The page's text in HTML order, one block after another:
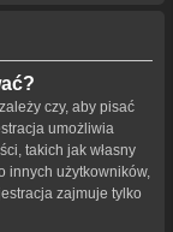
czy, aby pisać
umożliwia
takich jak własny
innych użytkowników,
zajmuje tylko